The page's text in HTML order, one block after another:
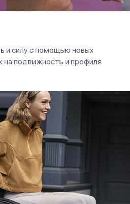
и силу с помощью новых
подвижность и профиля